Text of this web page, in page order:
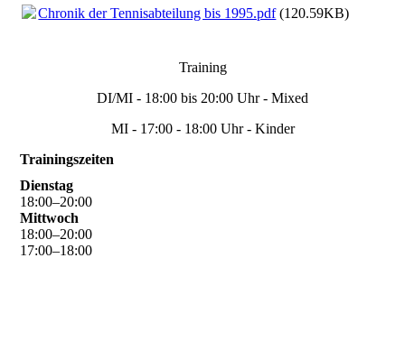
Chronik der Tennisabteilung bis 1995.pdf(120.59KB)
Training
DI/MI - 18:00 bis 20:00 Uhr - Mixed
MI - 17:00 - 18:00 Uhr - Kinder
Trainingszeiten
Dienstag
18:00–20:00
Mittwoch
18:00–20:00
17:00–18:00